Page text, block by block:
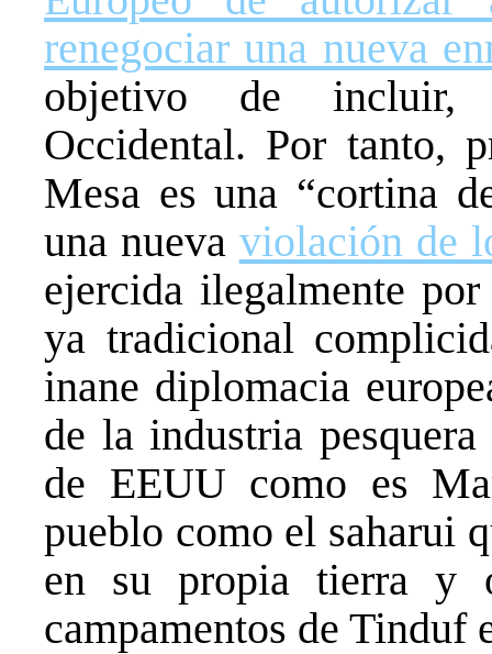
renegociar una nueva
objetivo de incluir,
Occidental. Por tanto,
Mesa es una “cortina
una nueva violación de
ejercida ilegalmente
ya tradicional
inane diplomacia
de la industria
de EEUU como es
pueblo como el saharui
en su propia tierra y
campamentos de Tinduf